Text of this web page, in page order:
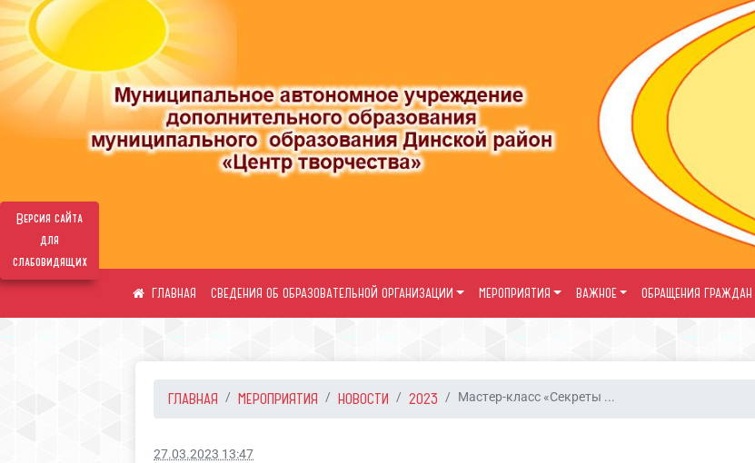
Версия сайта
для
слабовидящих
СВЕДЕНИЯ ОБ ОБРАЗОВАТЕЛЬНОЙ ОРГАНИЗАЦИИ МЕРОПРИЯТИЯ ВАЖНОЕ ОБРАЩЕНИЯ ГРАЖДАН
ГЛАВНАЯ МЕРОПРИЯТИЯ НОВОСТИ 2023 Мастер-класс «Секреты ...
27.03.2023 13:47